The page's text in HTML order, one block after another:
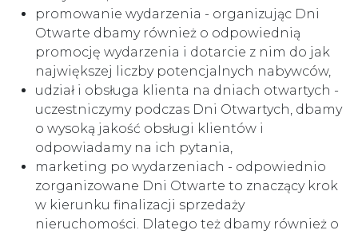
promowanie wydarzenia - organizując Dni
Otwarte dbamy również o odpowiednią
promocję wydarzenia i dotarcie z nim do jak
największej liczby potencjalnych nabywców,
udział i obsługa klienta na dniach otwartych -
uczestniczymy podczas Dni Otwartych, dbamy
o wysoką jakość obsługi klientów i
odpowiadamy na ich pytania,
marketing po wydarzeniach - odpowiednio
zorganizowane Dni Otwarte to znaczący krok
w kierunku finalizacji sprzedaży
nieruchomości. Dlatego też dbamy również o